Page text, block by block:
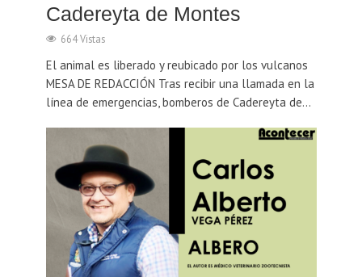
Cadereyta de Montes
664 Vistas
El animal es liberado y reubicado por los vulcanos
MESA DE REDACCIÓN Tras recibir una llamada en la
línea de emergencias, bomberos de Cadereyta de...